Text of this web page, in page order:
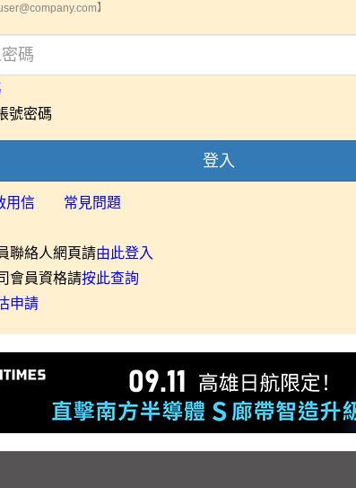
】
號密碼
登入
用信 常見問題
聯絡人網頁請由此登入
會員資格請按此查詢
申請